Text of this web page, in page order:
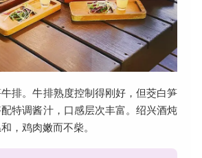
排。牛排熟度控制得刚好，但茭白笋
特调酱汁，口感层次丰富。绍兴酒炖
，鸡肉嫩而不柴。